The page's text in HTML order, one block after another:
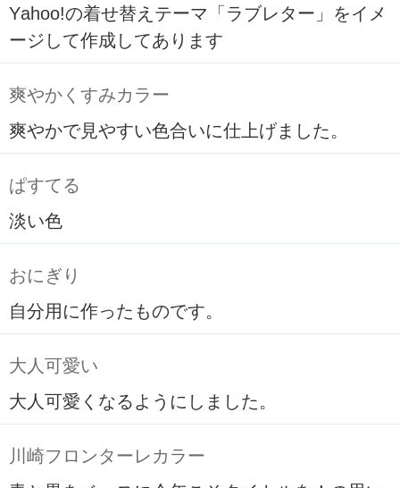
Yahoo!の着せ替えテーマ「ラブレター」をイメ
ージして作成してあります
爽やかくすみカラー
爽やかで見やすい色合いに仕上げました。
ぱすてる
淡い色
おにぎり
自分用に作ったものです。
大人可愛い
大人可愛くなるようにしました。
川崎フロンターレカラー